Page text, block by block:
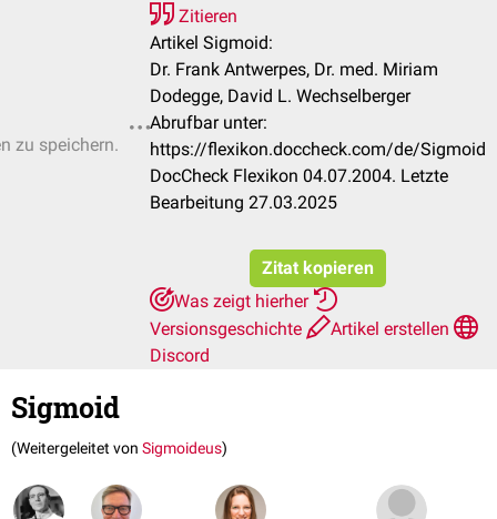
zu speichern.
Zitieren
Artikel Sigmoid:
Dr. Frank Antwerpes, Dr. med. Miriam
Dodegge, David L. Wechselberger
Abrufbar unter:
https://flexikon.doccheck.com/de/Sigmoid
DocCheck Flexikon 04.07.2004. Letzte
Bearbeitung 27.03.2025
Zitat kopieren
Was zeigt hierher
Versionsgeschichte
Artikel erstellen
Discord
Sigmoid
(Weitergeleitet von Sigmoideus)